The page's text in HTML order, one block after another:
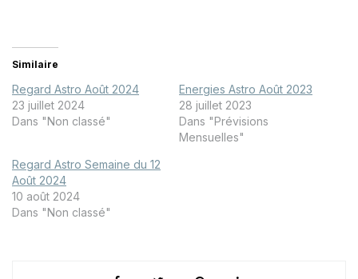
Similaire
Regard Astro Août 2024
23 juillet 2024
Dans "Non classé"
Energies Astro Août 2023
28 juillet 2023
Dans "Prévisions
Mensuelles"
Regard Astro Semaine du 12
Août 2024
10 août 2024
Dans "Non classé"